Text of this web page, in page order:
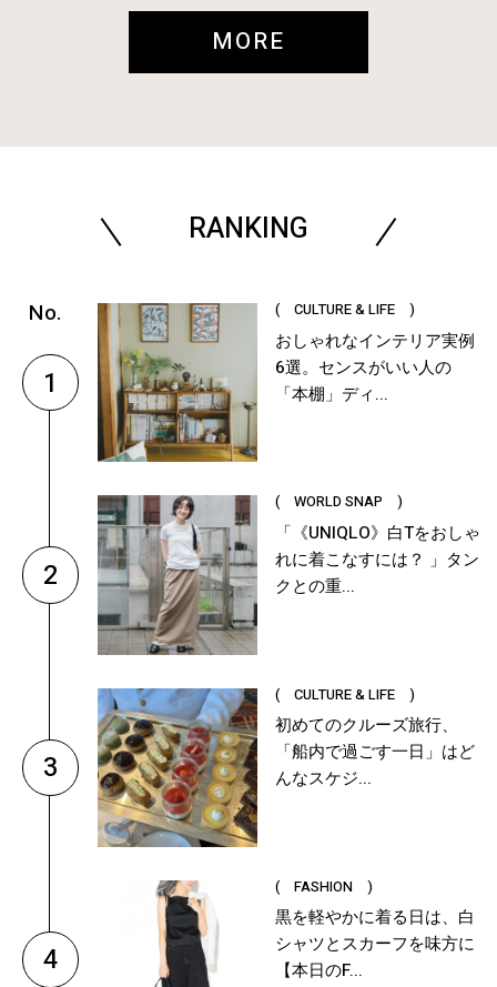
MORE
RANKING
1
( CULTURE & LIFE )
おしゃれなインテリア実例
6選。センスがいい人の
「本棚」ディ...
2
( WORLD SNAP )
「《UNIQLO》白Tをおしゃ
れに着こなすには？ 」タン
クとの重...
3
( CULTURE & LIFE )
初めてのクルーズ旅行、
「船内で過ごす一日」はど
んなスケジ...
4
( FASHION )
黒を軽やかに着る日は、白
シャツとスカーフを味方に
【本日のF...